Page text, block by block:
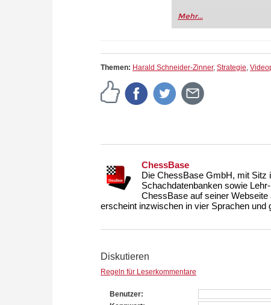
Mehr...
Themen: Harald Schneider-Zinner, Strategie,
ChessBase
Die ChessBase GmbH, mit Sitz
Schachdatenbanken sowie
ChessBase auf seiner
erscheint inzwischen in vier Sprachen
Diskutieren
Regeln für Leserkommentare
Benutzer